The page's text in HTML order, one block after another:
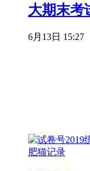
大期末考
6月13日 15:27